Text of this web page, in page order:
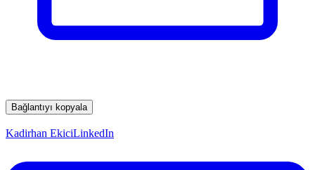
Bağlantıyı kopyala
Kadirhan EkiciLinkedIn